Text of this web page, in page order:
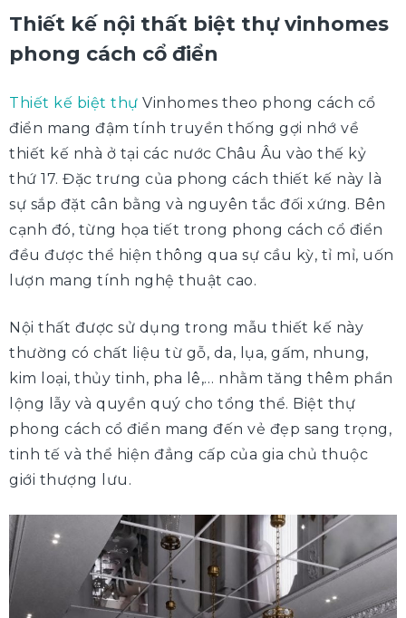
Thiết kế nội thất biệt thự vinhomes
phong cách cổ điển
Thiết kế biệt thự Vinhomes theo phong cách cổ
điển mang đậm tính truyền thống gợi nhớ về
thiết kế nhà ở tại các nước Châu Âu vào thế kỷ
thứ 17. Đặc trưng của phong cách thiết kế này là
sự sắp đặt cân bằng và nguyên tắc đối xứng. Bên
cạnh đó, từng họa tiết trong phong cách cổ điển
đều được thể hiện thông qua sự cầu kỳ, tỉ mỉ, uốn
lượn mang tính nghệ thuật cao.
Nội thất được sử dụng trong mẫu thiết kế này
thường có chất liệu từ gỗ, da, lụa, gấm, nhung,
kim loại, thủy tinh, pha lê,… nhằm tăng thêm phần
lộng lẫy và quyền quý cho tổng thể. Biệt thự
phong cách cổ điển mang đến vẻ đẹp sang trọng,
tinh tế và thể hiện đẳng cấp của gia chủ thuộc
giới thượng lưu.